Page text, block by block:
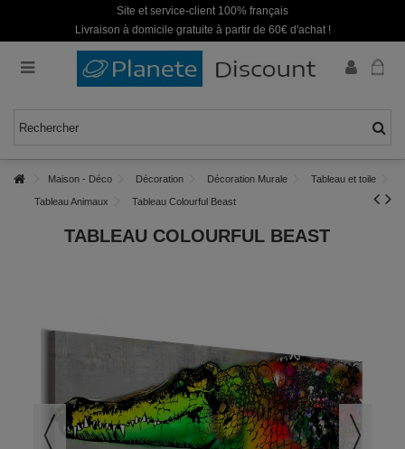
Site et service-client 100% français
Livraison à domicile gratuite à partir de 60€ d'achat !
Maison - Déco Décoration Décoration Murale Tableau et toile
Tableau Animaux Tableau Colourful Beast
TABLEAU COLOURFUL BEAST